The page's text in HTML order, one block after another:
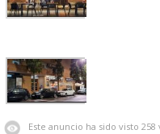
Este anuncio ha sido visto 258